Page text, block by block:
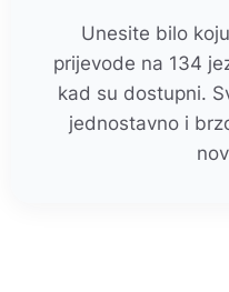
Unesite bilo
prijevode na 134
kad su dostupni.
jednostavno i